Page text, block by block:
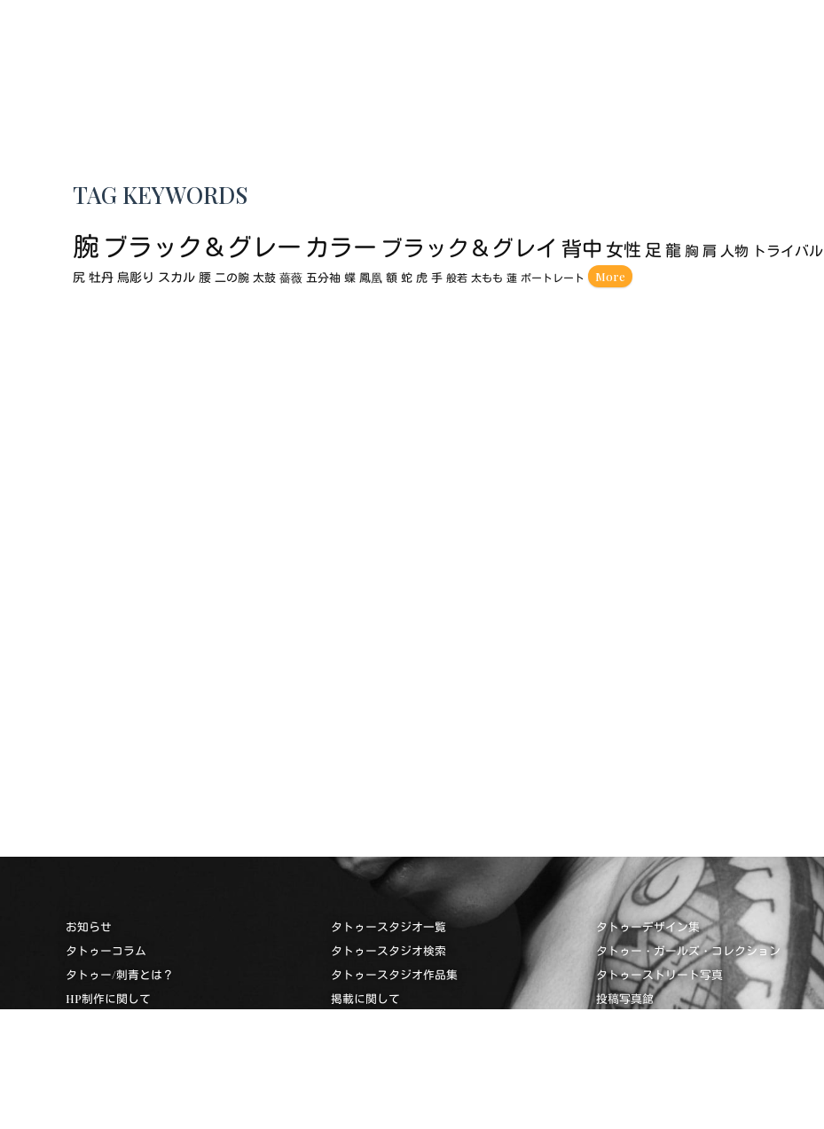
TAG KEYWORDS
腕 ブラック＆グレー カラー ブラック＆グレイ 背中女性 足 龍 胸 肩 人物 トライバル
尻 牡丹 烏彫り スカル 腰 二の腕 太鼓 薔薇 五分袖 蝶 鳳凰 額 蛇 虎 手 般若 太もも 蓮 ポートレート More
お知らせ
タトゥーコラム
タトゥー/刺青とは？
HP制作に関して
タトゥースタジオ一覧
タトゥースタジオ検索
タトゥースタジオ作品集
掲載に関して
タトゥーデザイン集
タトゥー・ガールズ・コレクション
タトゥーストリート写真
投稿写真館